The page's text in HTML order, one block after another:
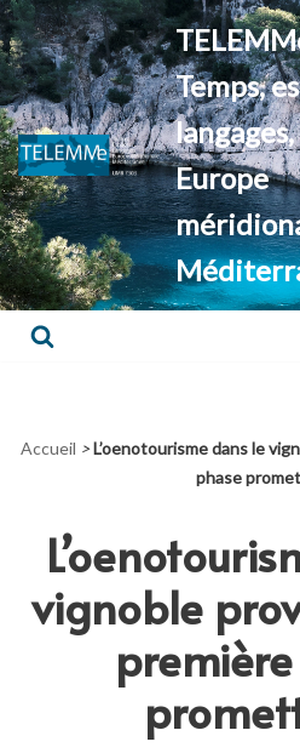
Aller
au
contenu
Temps,
langages,
Europe
Accueil > L’oenotourisme dans le
phase
vignoble